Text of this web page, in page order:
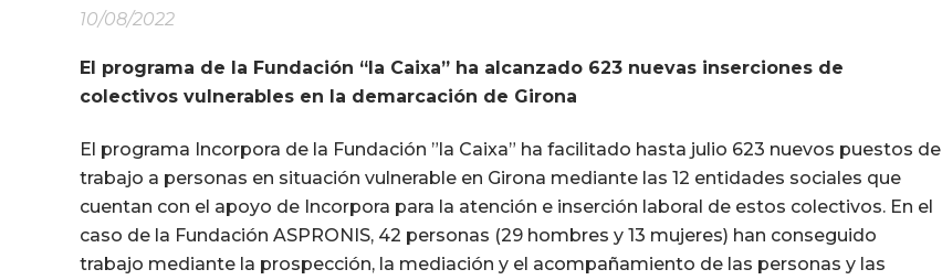
10/08/2022
El programa de la Fundación “la Caixa” ha alcanzado 623 nuevas inserciones de
colectivos vulnerables en la demarcación de Girona
El programa Incorpora de la Fundación ”la Caixa” ha facilitado hasta julio 623 nuevos puestos de
trabajo a personas en situación vulnerable en Girona mediante las 12 entidades sociales que
cuentan con el apoyo de Incorpora para la atención e inserción laboral de estos colectivos. En el
caso de la Fundación ASPRONIS, 42 personas (29 hombres y 13 mujeres) han conseguido
trabajo mediante la prospección, la mediación y el acompañamiento de las personas y las